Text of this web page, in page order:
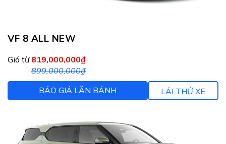
VF 8 ALL NEW
Giá từ 819,000,000₫
899,000,000₫
BÁO GIÁ LĂN BÁNH
LÁI THỬ XE